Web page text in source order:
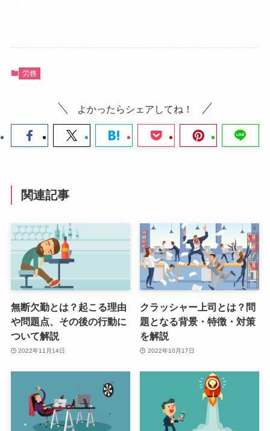
労務
よかったらシェアしてね！
関連記事
無断欠勤とは？起こる理由
や問題点、その後の行動に
ついて解説
2022年11月14日
クラッシャー上司とは？問
題となる背景・特徴・対策
を解説
2022年10月17日